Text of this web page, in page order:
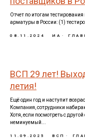
Отчет по итогам
арматуры в России: (1)
08.11.2024 ИА
ВСП 29 лет!
летия!
Ещё один год и наступит
Компания, сотрудники
Хотя, если посмотреть с
неминуемый...
11.09.2025 ВСП